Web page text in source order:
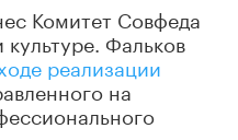
Комитет Совфеда
Фальков
реализации
на